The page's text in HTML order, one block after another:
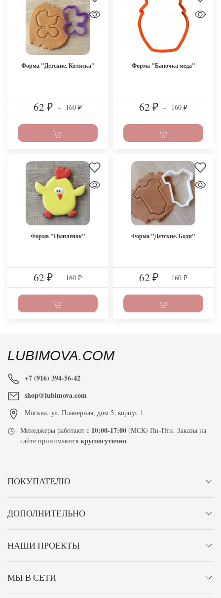
Форма "Детские. Коляска"
62 ₽ – 160 ₽
Форма "Баночка меда"
62 ₽ – 160 ₽
Форма "Цыпленок"
62 ₽ – 160 ₽
Форма "Детские. Боди"
62 ₽ – 160 ₽
LUBIMOVA.COM
+7 (916) 394-56-42
shop@lubimova.com
Москва, ул. Планерная, дом 5, корпус 1
Менеджеры работают с 10:00-17:00 (МСК) Пн-Птн. Заказы на
сайте принимаютсякруглосуточно.
ПОКУПАТЕЛЮ
ДОПОЛНИТЕЛЬНО
НАШИ ПРОЕКТЫ
МЫ В СЕТИ